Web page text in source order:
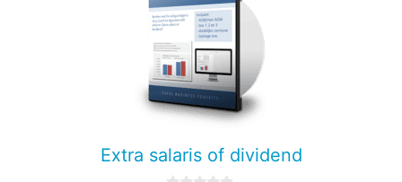
Extra salaris of dividend